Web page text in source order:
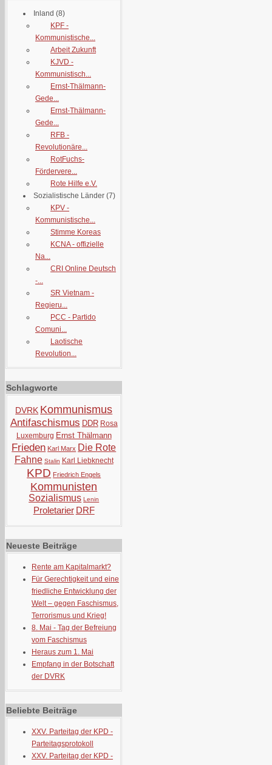
Inland (8)
KPF -
Kommunistische...
Arbeit Zukunft
KJVD -
Kommunistisch...
Ernst-Thälmann-
Gede...
Ernst-Thälmann-
Gede...
RFB -
Revolutionäre...
RotFuchs-
Fördervere...
Rote Hilfe e.V.
Sozialistische Länder (7)
KPV -
Kommunistische...
Stimme Koreas
KCNA - offizielle
Na...
CRI Online Deutsch
-...
SR Vietnam -
Regieru...
PCC - Partido
Comuni...
Laotische
Revolution...
Schlagworte
DVRK Kommunismus
Antifaschismus DDR Rosa
Luxemburg Ernst Thälmann
Frieden Karl Marx Die Rote
Fahne Stalin Karl Liebknecht
KPD Friedrich Engels
Kommunisten
Sozialismus Lenin
Proletarier DRF
Neueste Beiträge
Rente am Kapitalmarkt?
Für Gerechtigkeit und eine
friedliche Entwicklung der
Welt – gegen Faschismus,
Terrorismus und Krieg!
8. Mai - Tag der Befreiung
vom Faschismus
Heraus zum 1. Mai
Empfang in der Botschaft
der DVRK
Beliebte Beiträge
XXV. Parteitag der KPD -
Parteitagsprotokoll
XXV. Parteitag der KPD -